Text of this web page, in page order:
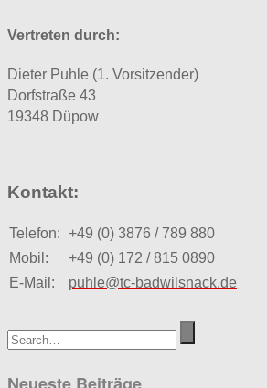
Vertreten durch:
Dieter Puhle (1. Vorsitzender)
Dorfstraße 43
19348 Düpow
Kontakt:
Telefon: +49 (0) 3876 / 789 880
Mobil:
+49 (0) 172 / 815 0890
E-Mail:
puhle@tc-badwilsnack.de